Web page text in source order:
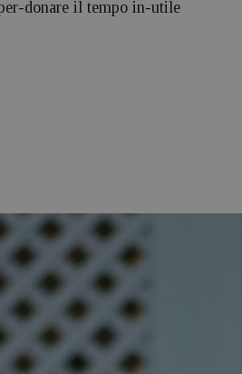
donare il tempo in-utile